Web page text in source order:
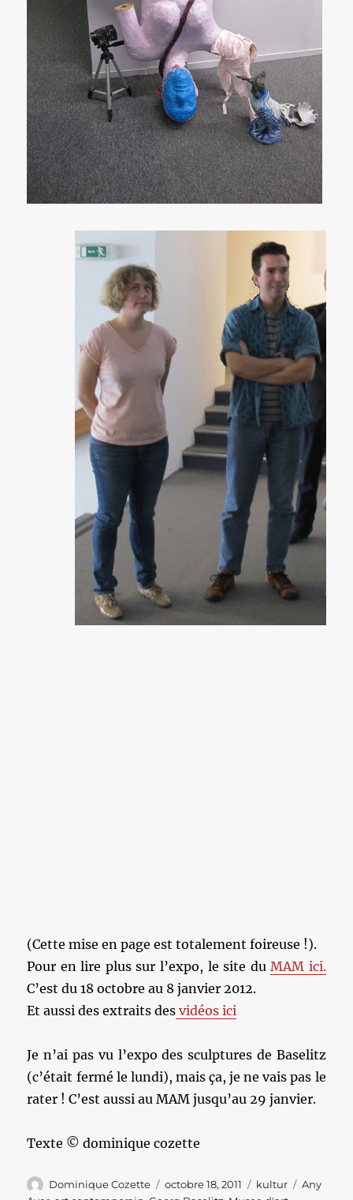
(Cette mise en page est totalement foireuse !).
Pour en lire plus sur l’expo, le site duMAM ici.
C’est du 18 octobre au 8 janvier 2012.
Et aussi des extraits des vidéos ici
Je n’ai pas vu l’expo des sculptures de Baselitz
(c’était fermé le lundi), mais ça, je ne vais pas le
rater ! C’est aussi au MAM jusqu’au 29 janvier.
Texte © dominique cozette
Auteur
Dominique Cozette
Publié
octobre 18, 2011 Catégories
kultur
Any